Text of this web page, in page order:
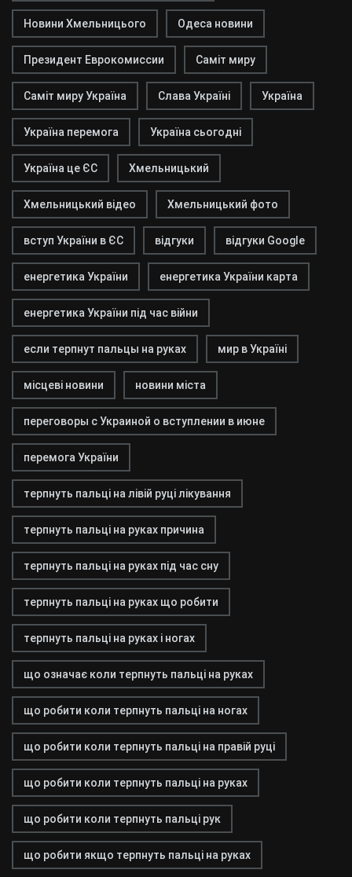
Новини Хмельницього Одеса новини
Президент Еврокомиссии Саміт миру
Саміт миру Україна Слава Україні Україна
Україна перемога Україна сьогодні
Україна це ЄС Хмельницький
Хмельницький відео Хмельницький фото
вступ України в ЄС відгуки відгуки Google
енергетика України енергетика України карта
енергетика України під час війни
если терпнут пальцы на руках мир в Україні
місцеві новини новини міста
переговоры с Украиной о вступлении в июне
перемога України
терпнуть пальці на лівій руці лікування
терпнуть пальці на руках причина
терпнуть пальці на руках під час сну
терпнуть пальці на руках що робити
терпнуть пальці на руках і ногах
що означає коли терпнуть пальці на руках
що робити коли терпнуть пальці на ногах
що робити коли терпнуть пальці на правій руці
що робити коли терпнуть пальці на руках
що робити коли терпнуть пальці рук
що робити якщо терпнуть пальці на руках